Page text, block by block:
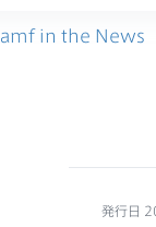
Jamf in the News
発行日